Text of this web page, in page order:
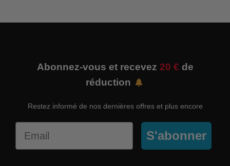
Abonnez-vous et recevez 20 € de
réduction
Restez informé de nos dernières offres et plus encore
S'abonner